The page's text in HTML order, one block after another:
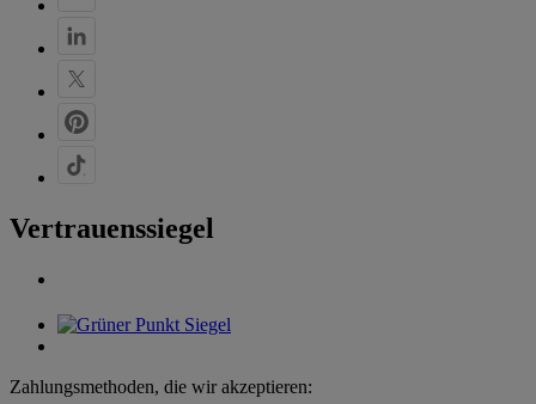
Vertrauenssiegel
Zahlungsmethoden, die wir akzeptieren: